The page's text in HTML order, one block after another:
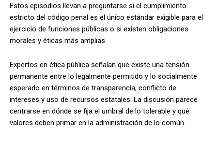
Estos episodios llevan a preguntarse si el cumplimiento
estricto del código penal es el único estándar exigible para el
ejercicio de funciones públicas o si existen obligaciones
morales y éticas más amplias.
Expertos en ética pública señalan que existe una tensión
permanente entre lo legalmente permitido y lo socialmente
esperado en términos de transparencia, conflicto de
intereses y uso de recursos estatales. La discusión parece
centrarse en dónde se fija el umbral de lo tolerable y qué
valores deben primar en la administración de lo común.